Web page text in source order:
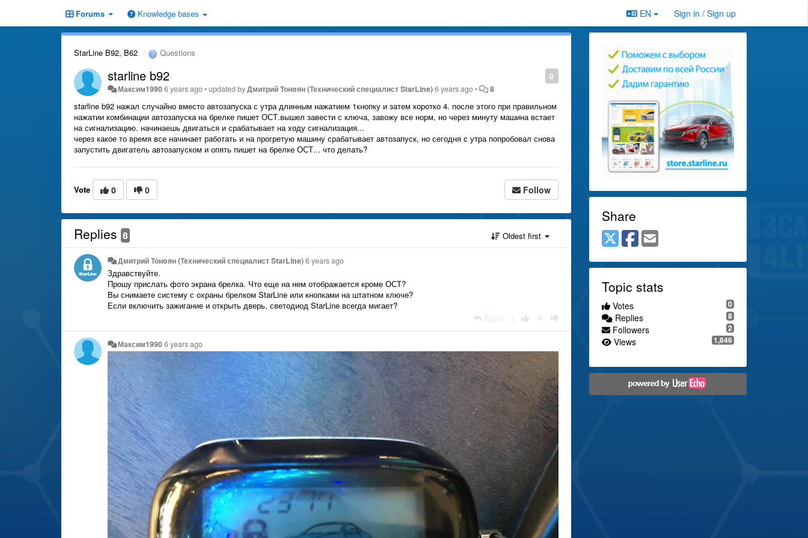
Forums Knowledge bases EN Sign in / Sign up
StarLine B92, B62 Questions
0
starline b92
Максим19906 years ago•updated byДмитрий Тонoян (Технический специалист StarLine)6 years ago• 8
starline b92 нажал случайно вместо автозапуска с утра длинным нажатием 1кнопку и затем коротко 4. после этого при правильном
нажатии комбинации автозапуска на брелке пишет ОСТ.вышел завести с ключа, завожу все норм, но через минуту машина встает
на сигнализацию. начинаешь двигаться и срабатывает на ходу сигнализация...
через какое то время все начинает работать и на прогретую машину срабатывает автозапуск, но сегодня с утра попробовал снова
запустить двигатель автозапуском и опять пишет на брелке ОСТ... что делать?
Vote 0 0 Follow
Replies 8 Oldest first
Дмитрий Тонoян (Технический специалист StarLine)6 years ago
Здравствуйте.
Прошу прислать фото экрана брелка. Что еще на нем отображается кроме ОСТ?
Вы снимаете систему с охраны брелком StarLine или кнопками на штатном ключе?
Если включить зажигание и открыть дверь, светодиод StarLine всегда мигает?
Reply
Максим19906 years ago
Share
Topic stats
0
Votes
8
Replies
2
Followers
1,846
Views